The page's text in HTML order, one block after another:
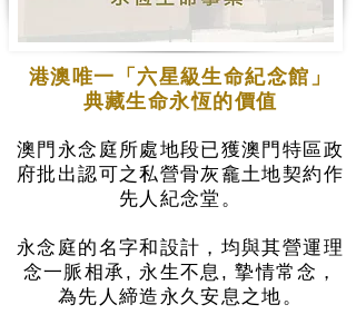
港澳唯一「六星級生命紀念館」
典藏生命永恆的價值
澳門永念庭所處地段已獲澳門特區政
府批出認可之私營骨灰龕土地契約作
先人紀念堂。
永念庭的名字和設計，均與其營運理
念一脈相承, 永生不息, 摯情常念，
為先人締造永久安息之地。